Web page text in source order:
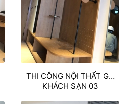
THI CÔNG NỘI THẤT GỖ
KHÁCH SẠN 03